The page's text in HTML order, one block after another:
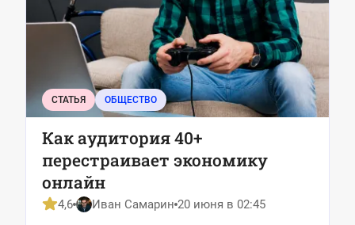
СТАТЬЯ ОБЩЕСТВО
Как аудитория 40+
перестраивает экономику
онлайн
4,6 Иван Самарин 20 июня в 02:45